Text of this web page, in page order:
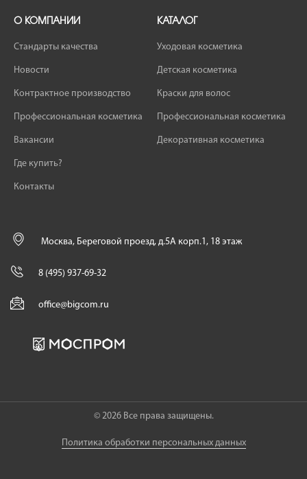
О КОМПАНИИ
Стандарты качества
Новости
Контрактное производство
Профессиональная косметика
Вакансии
Где купить?
Контакты
КАТАЛОГ
Уходовая косметика
Детская косметика
Краски для волос
Профессиональная косметика
Декоративная косметика
Москва, Береговой проезд, д.5А корп.1, 18 этаж
8 (495) 937-69-32
office@bigcom.ru
© 2026 Все права защищены.
Политика обработки персональных данных